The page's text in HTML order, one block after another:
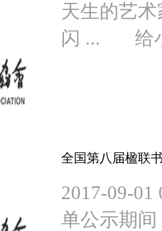
天生的艺
闪 ... 给小
全国第八届楹联
2017-09-
单公示期